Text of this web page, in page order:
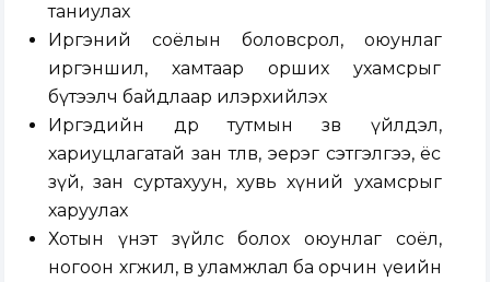
таниулах
Иргэний соёлын боловсрол, оюунлаг
иргэншил, хамтаар орших ухамсрыг
бүтээлч байдлаар илэрхийлэх
Иргэдийн өдөр тутмын зөв үйлдэл,
хариуцлагатай зан төлөв, эерэг сэтгэлгээ, ёс
зүй, зан суртахуун, хувь хүний ухамсрыг
харуулах
Хотын үнэт зүйлс болох оюунлаг соёл,
ногоон хөгжил, өв уламжлал ба орчин үеийн